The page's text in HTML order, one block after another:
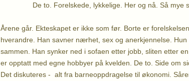
De to. Forelskede, lykkelige. Her og nå. Så mye
Årene går. Ekteskapet er ikke som før. Borte er
hverandre. Han savner nærhet, sex og anerkjennelse.
sammen. Han synker ned i sofaen etter jobb, sliten etter
er opptatt med egne hobbyer på kvelden. De to. Side om
Det diskuteres - alt fra barneoppdragelse til økonomi.